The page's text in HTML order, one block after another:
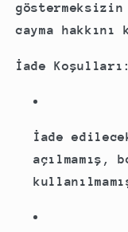
cayma
İade Koşulları:
İade
açılmamış,